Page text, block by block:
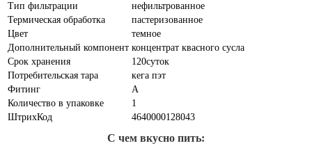
Тип фильтрации
нефильтрованное
Термическая обработка
пастеризованное
Цвет
темное
Дополнительный компонент концентрат квасного сусла
Срок хранения
120суток
Потребительская тара
кега пэт
Фитинг
А
Количество в упаковке
1
ШтрихКод
4640000128043
С чем вкусно пить: